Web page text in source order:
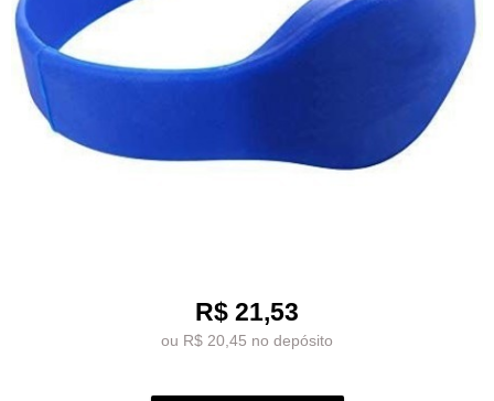
R$ 21,53
ou R$ 20,45 no depósito